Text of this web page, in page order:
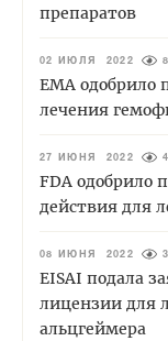
препаратов
02 ИЮЛЯ 2022
EMA
лечения
27 ИЮНЯ 2022
FDA одобрило
действия для
08 ИЮНЯ 2022
EISAI подала
лицензии для
альцгеймера